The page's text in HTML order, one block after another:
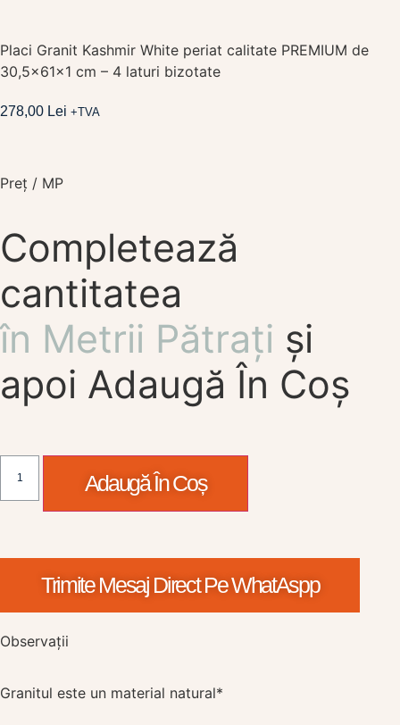
Placi Granit Kashmir White periat calitate PREMIUM de
30,5x61x1 cm – 4 laturi bizotate
278,00 Lei +TVA
Preț / MP
Completează
cantitatea
în Metrii Pătrați și
apoi Adaugă În Coș
Adaugă În Coș
Trimite Mesaj Direct Pe WhatAspp
Observații
Granitul este un material natural*